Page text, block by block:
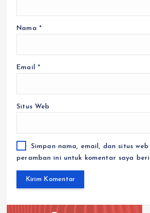
Nama *
Email *
Situs Web
Simpan nama, email, dan situs
peramban ini untuk komentar saya